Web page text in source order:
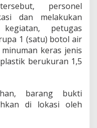
personel
dan melakukan
petugas
1 (satu) botol air
keras jenis
berukuran 1,5
barang bukti
di lokasi oleh